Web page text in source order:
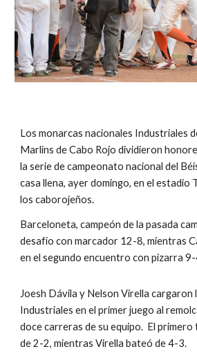
Los monarcas nacionales Industriales
Marlins de Cabo Rojo dividieron
la serie de campeonato nacional del
casa llena, ayer domingo, en el estadio
los caborojeños.
Barceloneta, campeón de la pasada
desafío con marcador 12-8, mientras
en el segundo encuentro con pizarra
Joesh Dávila y Nelson Virella cargaron
Industriales en el primer juego al
doce carreras de su equipo.  El
de 2-2, mientras Virella bateó de 4-3.